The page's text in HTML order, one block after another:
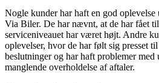
Nogle kunder har haft en god oplevelse
Via Biler. De har nævnt, at de har fået
serviceniveauet har været højt. Andre
oplevelser, hvor de har følt sig presset
beslutninger og har haft problemer med
manglende overholdelse af aftaler.